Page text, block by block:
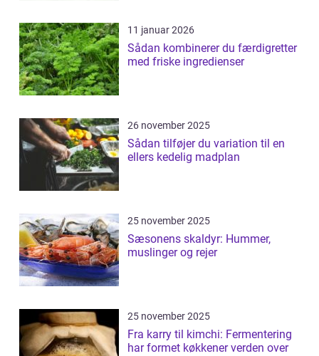
11 januar 2026
Sådan kombinerer du færdigretter
med friske ingredienser
26 november 2025
Sådan tilføjer du variation til en
ellers kedelig madplan
25 november 2025
Sæsonens skaldyr: Hummer,
muslinger og rejer
25 november 2025
Fra karry til kimchi: Fermentering
har formet køkkener verden over